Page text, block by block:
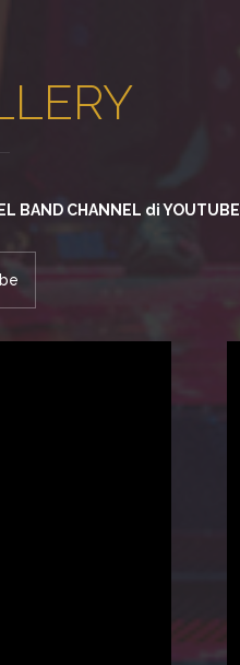
BAND CHANNEL di YOUTUBE